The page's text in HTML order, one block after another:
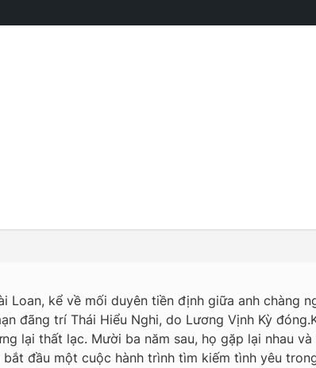
Loan, kể về mối duyên tiền định giữa anh chàng
đãng trí Thái Hiểu Nghi, do Lương Vịnh Kỳ
lại thất lạc. Mười ba năm sau, họ gặp lại nhau
đầu một cuộc hành trình tìm kiếm tình yêu